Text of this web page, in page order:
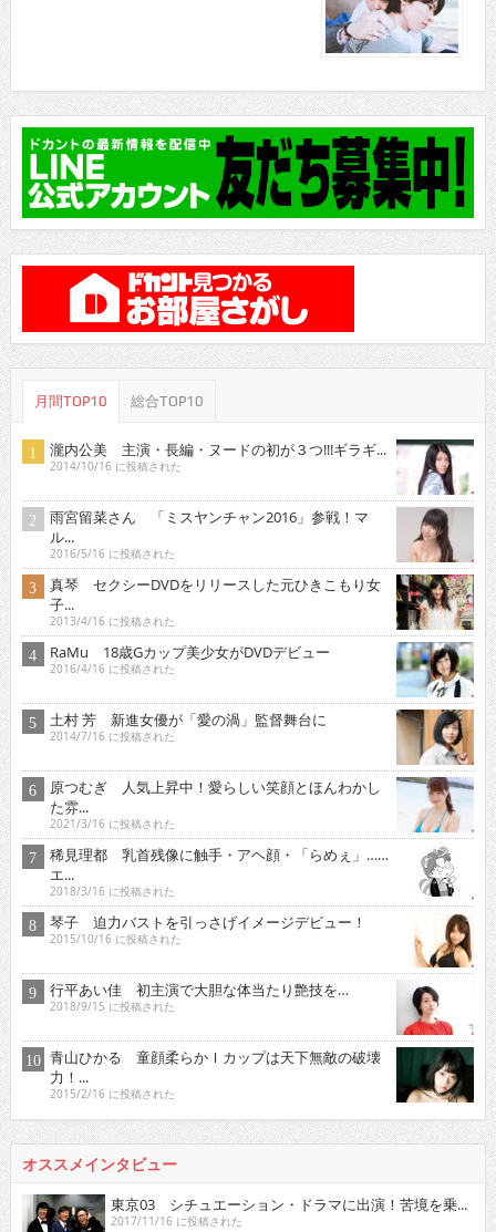
月間TOP10 総合TOP10
瀧内公美 主演・長編・ヌードの初が３つ!!!ギラギ...
2014/10/16 に投稿された
雨宮留菜さん 「ミスヤンチャン2016」参戦！マ
ル...
2016/5/16 に投稿された
真琴 セクシーDVDをリリースした元ひきこもり女
子...
2013/4/16 に投稿された
RaMu 18歳Gカップ美少女がDVDデビュー
2016/4/16 に投稿された
土村 芳 新進女優が「愛の渦」監督舞台に
2014/7/16 に投稿された
原つむぎ 人気上昇中！愛らしい笑顔とほんわかし
た雰...
2021/3/16 に投稿された
稀見理都 乳首残像に触手・アヘ顔・「らめぇ」……
エ...
2018/3/16 に投稿された
琴子 迫力バストを引っさげイメージデビュー！
2015/10/16 に投稿された
行平あい佳 初主演で大胆な体当たり艶技を…
2018/9/15 に投稿された
青山ひかる 童顔柔らかＩカップは天下無敵の破壊
力！...
2015/2/16 に投稿された
オススメインタビュー
東京03 シチュエーション・ドラマに出演！苦境を乗...
2017/11/16 に投稿された